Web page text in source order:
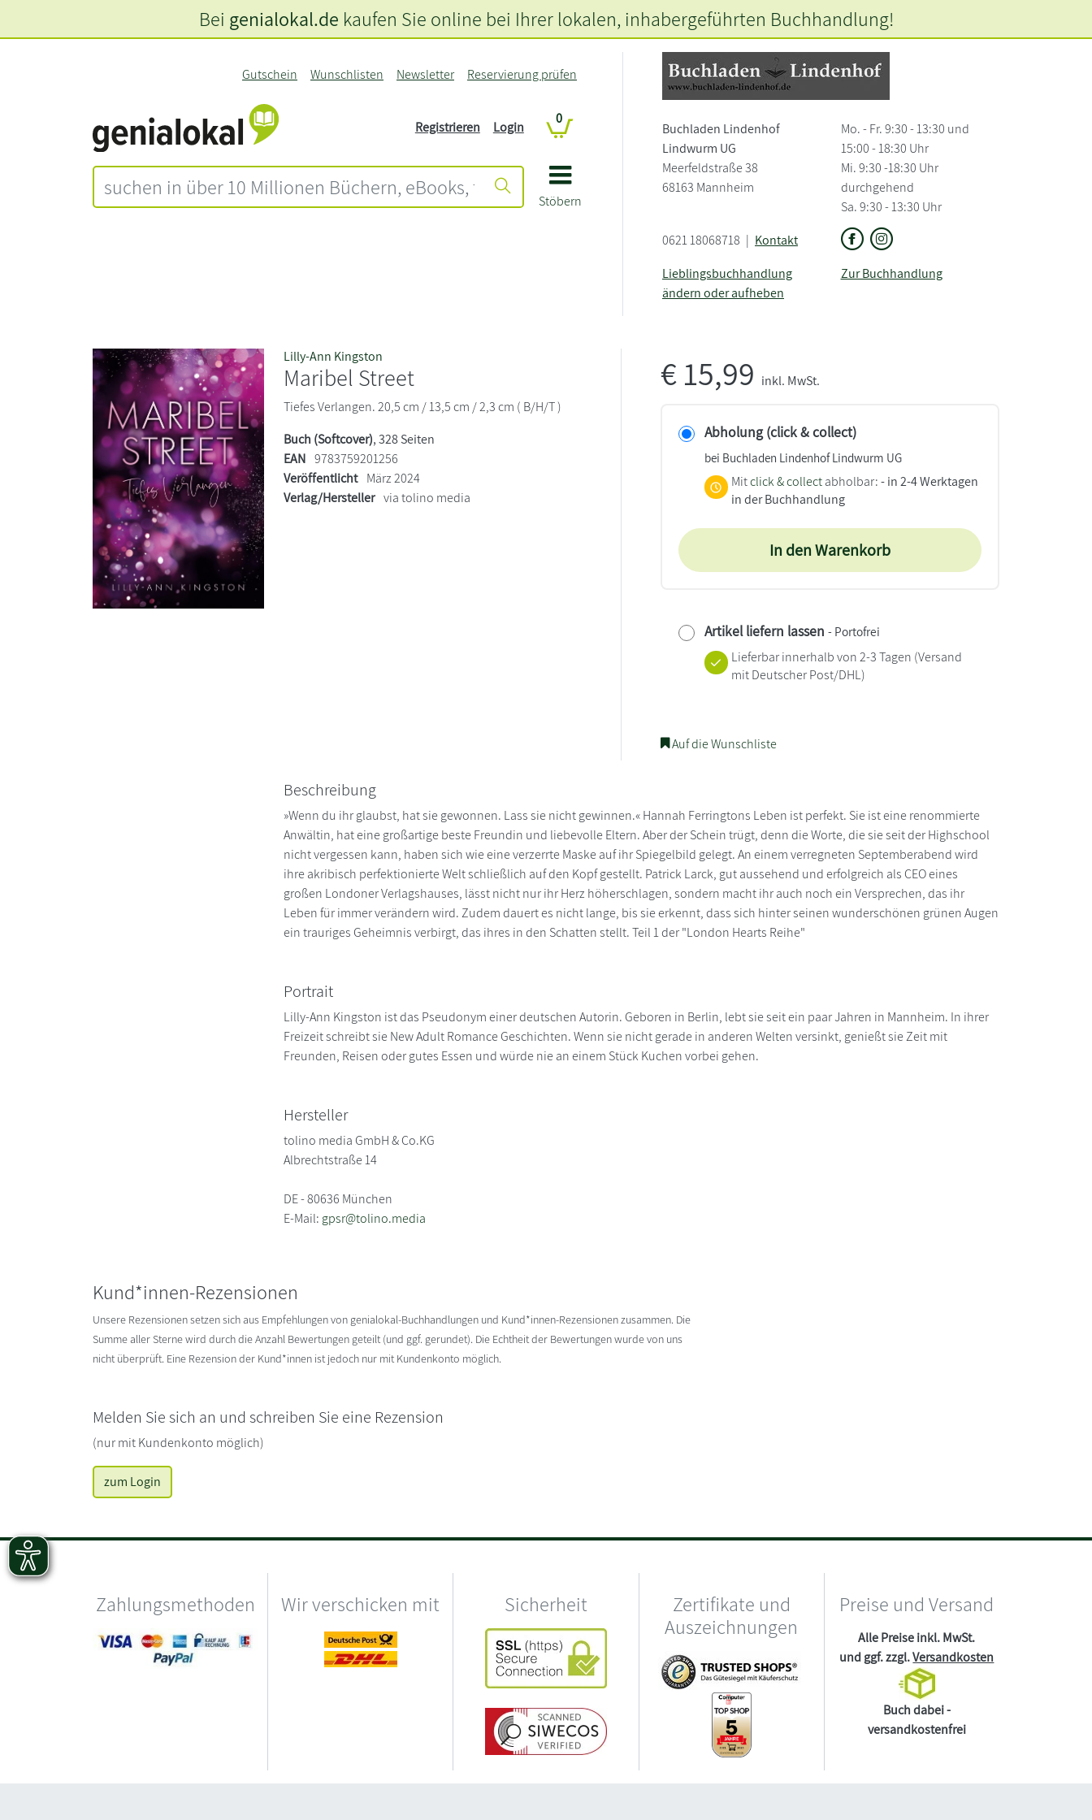
Stöbern
Gutschein Wunschlisten Newsletter Reservierung prüfen
Registrieren Login
0
Buchladen Lindenhof
Lindwurm UG
Meerfeldstraße 38
68163 Mannheim
Mo. - Fr. 9:30 - 13:30 und
15:00 - 18:30 Uhr
Mi. 9:30 -18:30 Uhr
durchgehend
Sa. 9:30 - 13:30 Uhr
0621 18068718 | Kontakt
Lieblingsbuchhandlung
ändern oder aufheben
Zur Buchhandlung
Bei genialokal.de kaufen Sie online bei Ihrer lokalen, inhabergeführten Buchhandlung!
Lilly-Ann Kingston
Maribel Street
Tiefes Verlangen. 20,5 cm / 13,5 cm / 2,3 cm ( B/H/T )
Buch (Softcover), 328 Seiten
EAN 9783759201256
Veröffentlicht März 2024
Verlag/Hersteller via tolino media
€15,99 inkl. MwSt.
Abholung (click & collect)
bei Buchladen Lindenhof Lindwurm UG
Mitclick & collect abholbar:- in 2-4 Werktagen
in der Buchhandlung
In den Warenkorb
Artikel liefern lassen - Portofrei
Lieferbar innerhalb von 2-3 Tagen (Versand
mit Deutscher Post/DHL)
Auf die Wunschliste
Beschreibung
»Wenn du ihr glaubst, hat sie gewonnen. Lass sie nicht gewinnen.« Hannah Ferringtons Leben ist perfekt. Sie ist eine renommierte
Anwältin, hat eine großartige beste Freundin und liebevolle Eltern. Aber der Schein trügt, denn die Worte, die sie seit der Highschool
nicht vergessen kann, haben sich wie eine verzerrte Maske auf ihr Spiegelbild gelegt. An einem verregneten Septemberabend wird
ihre akribisch perfektionierte Welt schließlich auf den Kopf gestellt. Patrick Larck, gut aussehend und erfolgreich als CEO eines
großen Londoner Verlagshauses, lässt nicht nur ihr Herz höherschlagen, sondern macht ihr auch noch ein Versprechen, das ihr
Leben für immer verändern wird. Zudem dauert es nicht lange, bis sie erkennt, dass sich hinter seinen wunderschönen grünen Augen
ein trauriges Geheimnis verbirgt, das ihres in den Schatten stellt. Teil 1 der "London Hearts Reihe"
Portrait
Lilly-Ann Kingston ist das Pseudonym einer deutschen Autorin. Geboren in Berlin, lebt sie seit ein paar Jahren in Mannheim. In ihrer
Freizeit schreibt sie New Adult Romance Geschichten. Wenn sie nicht gerade in anderen Welten versinkt, genießt sie Zeit mit
Freunden, Reisen oder gutes Essen und würde nie an einem Stück Kuchen vorbei gehen.
Hersteller
tolino media GmbH & Co.KG
Albrechtstraße 14
DE - 80636 München
E-Mail: gpsr@tolino.media
Kund*innen-Rezensionen
Unsere Rezensionen setzen sich aus Empfehlungen von genialokal-Buchhandlungen und Kund*innen-Rezensionen zusammen. Die
Summe aller Sterne wird durch die Anzahl Bewertungen geteilt (und ggf. gerundet). Die Echtheit der Bewertungen wurde von uns
nicht überprüft. Eine Rezension der Kund*innen ist jedoch nur mit Kundenkonto möglich.
Melden Sie sich an und schreiben Sie eine Rezension
(nur mit Kundenkonto möglich)
zum Login
Zahlungsmethoden Wir verschicken mit Sicherheit
Zertifikate und
Auszeichnungen
Preise und Versand
Alle Preise inkl. MwSt.
und ggf. zzgl.Versandkosten
Buch dabei -
versandkostenfrei